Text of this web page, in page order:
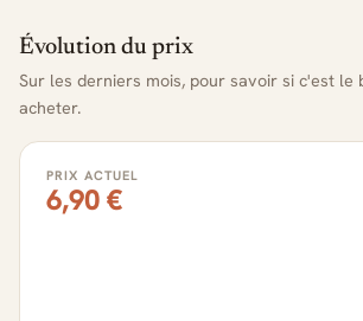
Évolution du prix
Sur les derniers mois, pour savoir si c'est le
acheter.
PRIX ACTUEL
6,90 €